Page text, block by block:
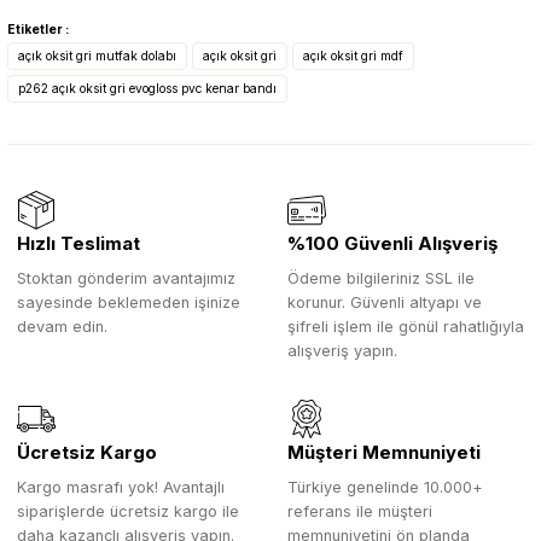
Etiketler :
açık oksit gri mutfak dolabı
açık oksit gri açık oksit gri mdf
p262 açık oksit gri evogloss pvc kenar bandı
Hızlı Teslimat
Stoktan gönderim avantajımız
sayesinde beklemeden işinize
devam edin.
%100 Güvenli Alışveriş
Ödeme bilgileriniz SSL ile
korunur. Güvenli altyapı ve
şifreli işlem ile gönül rahatlığıyla
alışveriş yapın.
Ücretsiz Kargo
Kargo masrafı yok! Avantajlı
siparişlerde ücretsiz kargo ile
daha kazançlı alışveriş yapın.
Müşteri Memnuniyeti
Türkiye genelinde 10.000+
referans ile müşteri
memnuniyetini ön planda